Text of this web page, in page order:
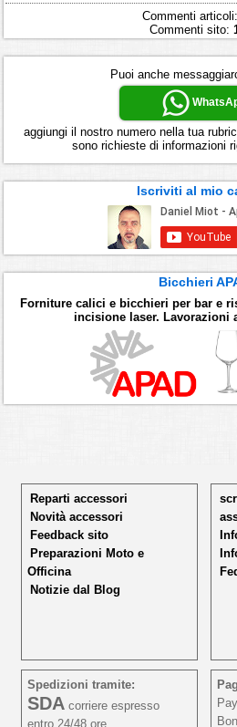
Commenti articoli:
Commenti sito:
Puoi anche
aggiungi il nostro numero nella tua
sono richieste di informazioni
Iscriviti al mio
Bicchieri
Forniture calici e bicchieri per bar e
incisione laser. Lavorazioni
Reparti accessori
Novità accessori
Feedback sito
Preparazioni Moto e
Officina
Notizie dal Blog
Spedizioni tramite:
SDA corriere espresso
entro 24/48 ore